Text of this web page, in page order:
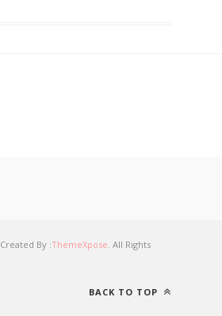
Created By :ThemeXpose. All Rights
BACK TO TOP